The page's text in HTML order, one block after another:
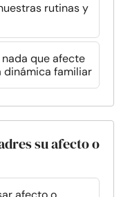
rutinas y
que afecte
dinámica familiar
su afecto o